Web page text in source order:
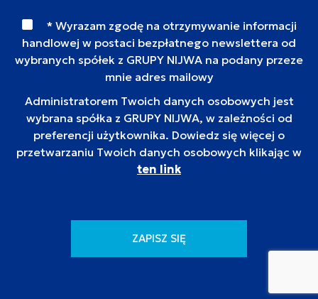
* Wyrazam zgodę na otrzymywanie informacji
handlowej w postaci bezpłatnego newslettera od
wybranych spółek z GRUPY NIJWA na podany przeze
mnie adres mailowy
Administratorem Twoich danych osobowych jest
wybrana spółka z GRUPY NIJWA, w zależności od
preferencji użytkownika. Dowiedz się więcej o
przetwarzaniu Twoich danych osobowych klikając w
ten link